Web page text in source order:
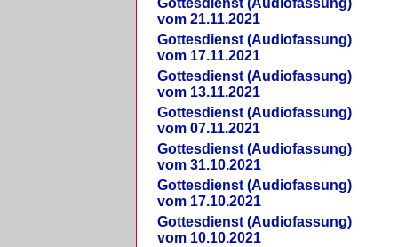
Gottesdienst (Audiofassung)
vom 21.11.2021
Gottesdienst (Audiofassung)
vom 17.11.2021
Gottesdienst (Audiofassung)
vom 13.11.2021
Gottesdienst (Audiofassung)
vom 07.11.2021
Gottesdienst (Audiofassung)
vom 31.10.2021
Gottesdienst (Audiofassung)
vom 17.10.2021
Gottesdienst (Audiofassung)
vom 10.10.2021